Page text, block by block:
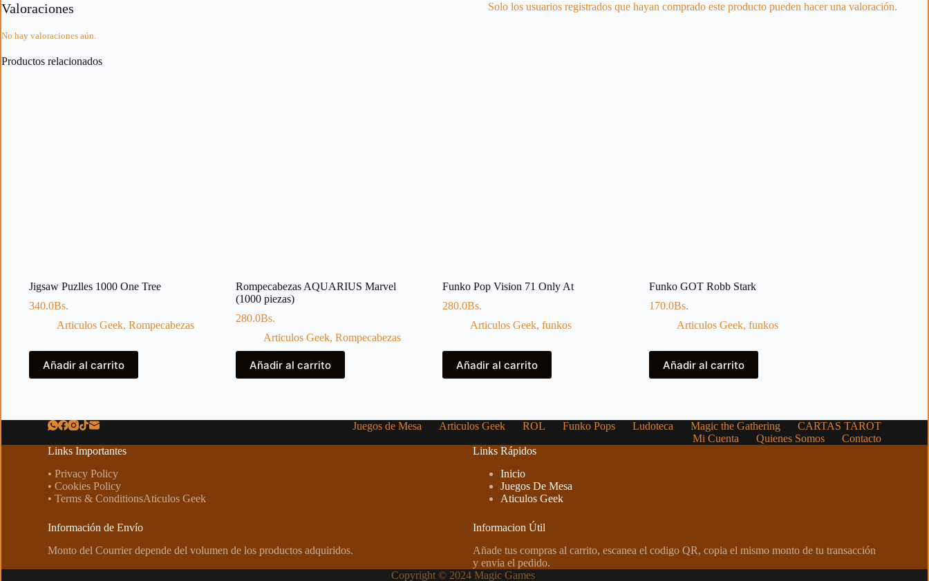
Valoraciones
No hay valoraciones aún.
Solo los usuarios registrados que hayan comprado este producto pueden hacer una valoración.
Productos relacionados
Jigsaw Puzlles 1000 One Tree
340.0Bs.
Articulos Geek, Rompecabezas
Añadir al carrito
Rompecabezas AQUARIUS Marvel
(1000 piezas)
280.0Bs.
Articulos Geek, Rompecabezas
Añadir al carrito
Funko Pop Vision 71 Only At
280.0Bs.
Articulos Geek, funkos
Añadir al carrito
Funko GOT Robb Stark
170.0Bs.
Articulos Geek, funkos
Añadir al carrito
Juegos de Mesa Articulos Geek ROL Funko Pops Ludoteca Magic the Gathering
CARTAS TAROT
Mi Cuenta
Quienes Somos
Contacto
Links Importantes
• Privacy Policy
• Cookies Policy
• Terms & ConditionsAticulos Geek
Información de Envío
Monto del Courrier depende del volumen de los productos adquiridos.
Links Rápidos
Inicio
Juegos De Mesa
Aticulos Geek
Informacion Útil
Añade tus compras al carrito, escanea el codigo QR, copia el mismo monto de tu transacción
y envia el pedido.
Copyright © 2024 Magic Games